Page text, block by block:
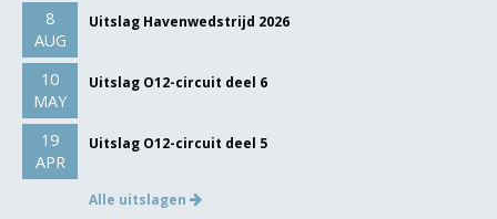
8
AUG
Uitslag Havenwedstrijd 2026
10
MAY
Uitslag O12-circuit deel 6
19
APR
Uitslag O12-circuit deel 5
Alle uitslagen